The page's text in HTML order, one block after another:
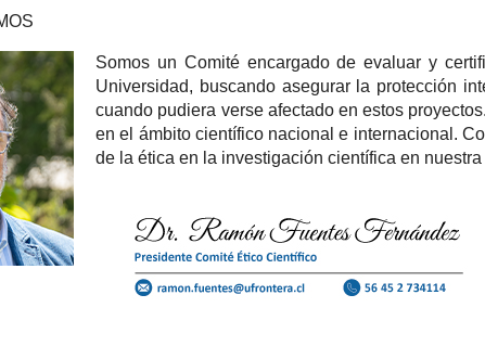
Somos un Comité encargado de evaluar y
Universidad, buscando asegurar la protección
cuando pudiera verse afectado en estos
en el ámbito científico nacional e internacional.
de la ética en la investigación científica en